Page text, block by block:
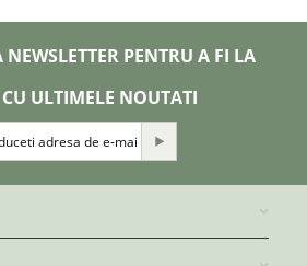
PENTRU A FI LA
ULTIMELE NOUTATI